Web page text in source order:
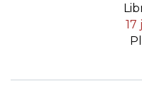
17